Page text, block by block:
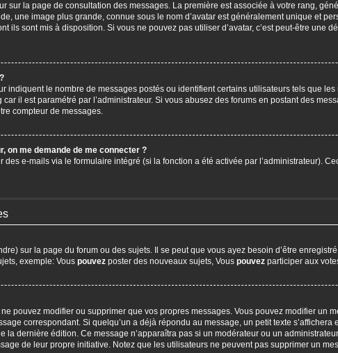
sur la page de consultation des messages. La première est associée à votre rang,
une image plus grande, connue sous le nom d’avatar est généralement unique et
ils sont mis à disposition. Si vous ne pouvez pas utiliser d’avatar, c’est peut-être une
indiquent le nombre de messages postés ou identifient certains utilisateurs tels que
il est paramétré par l’administrateur. Si vous abusez des forums en postant des
compteur de messages.
on me demande de me connecter ?
des e-mails via le formulaire intégré (si la fonction a été activée par l’administrateur).
sur la page du forum ou des sujets. Il se peut que vous ayez besoin d’être
exemple: Vous pouvez poster des nouveaux sujets, Vous pouvez participer aux
pouvez modifier ou supprimer que vos propres messages. Vous pouvez modifier un
correspondant. Si quelqu’un a déjà répondu au message, un petit texte
la dernière édition. Ce message n’apparaîtra pas si un modérateur ou un
de leur propre initiative. Notez que les utilisateurs ne peuvent pas supprimer un